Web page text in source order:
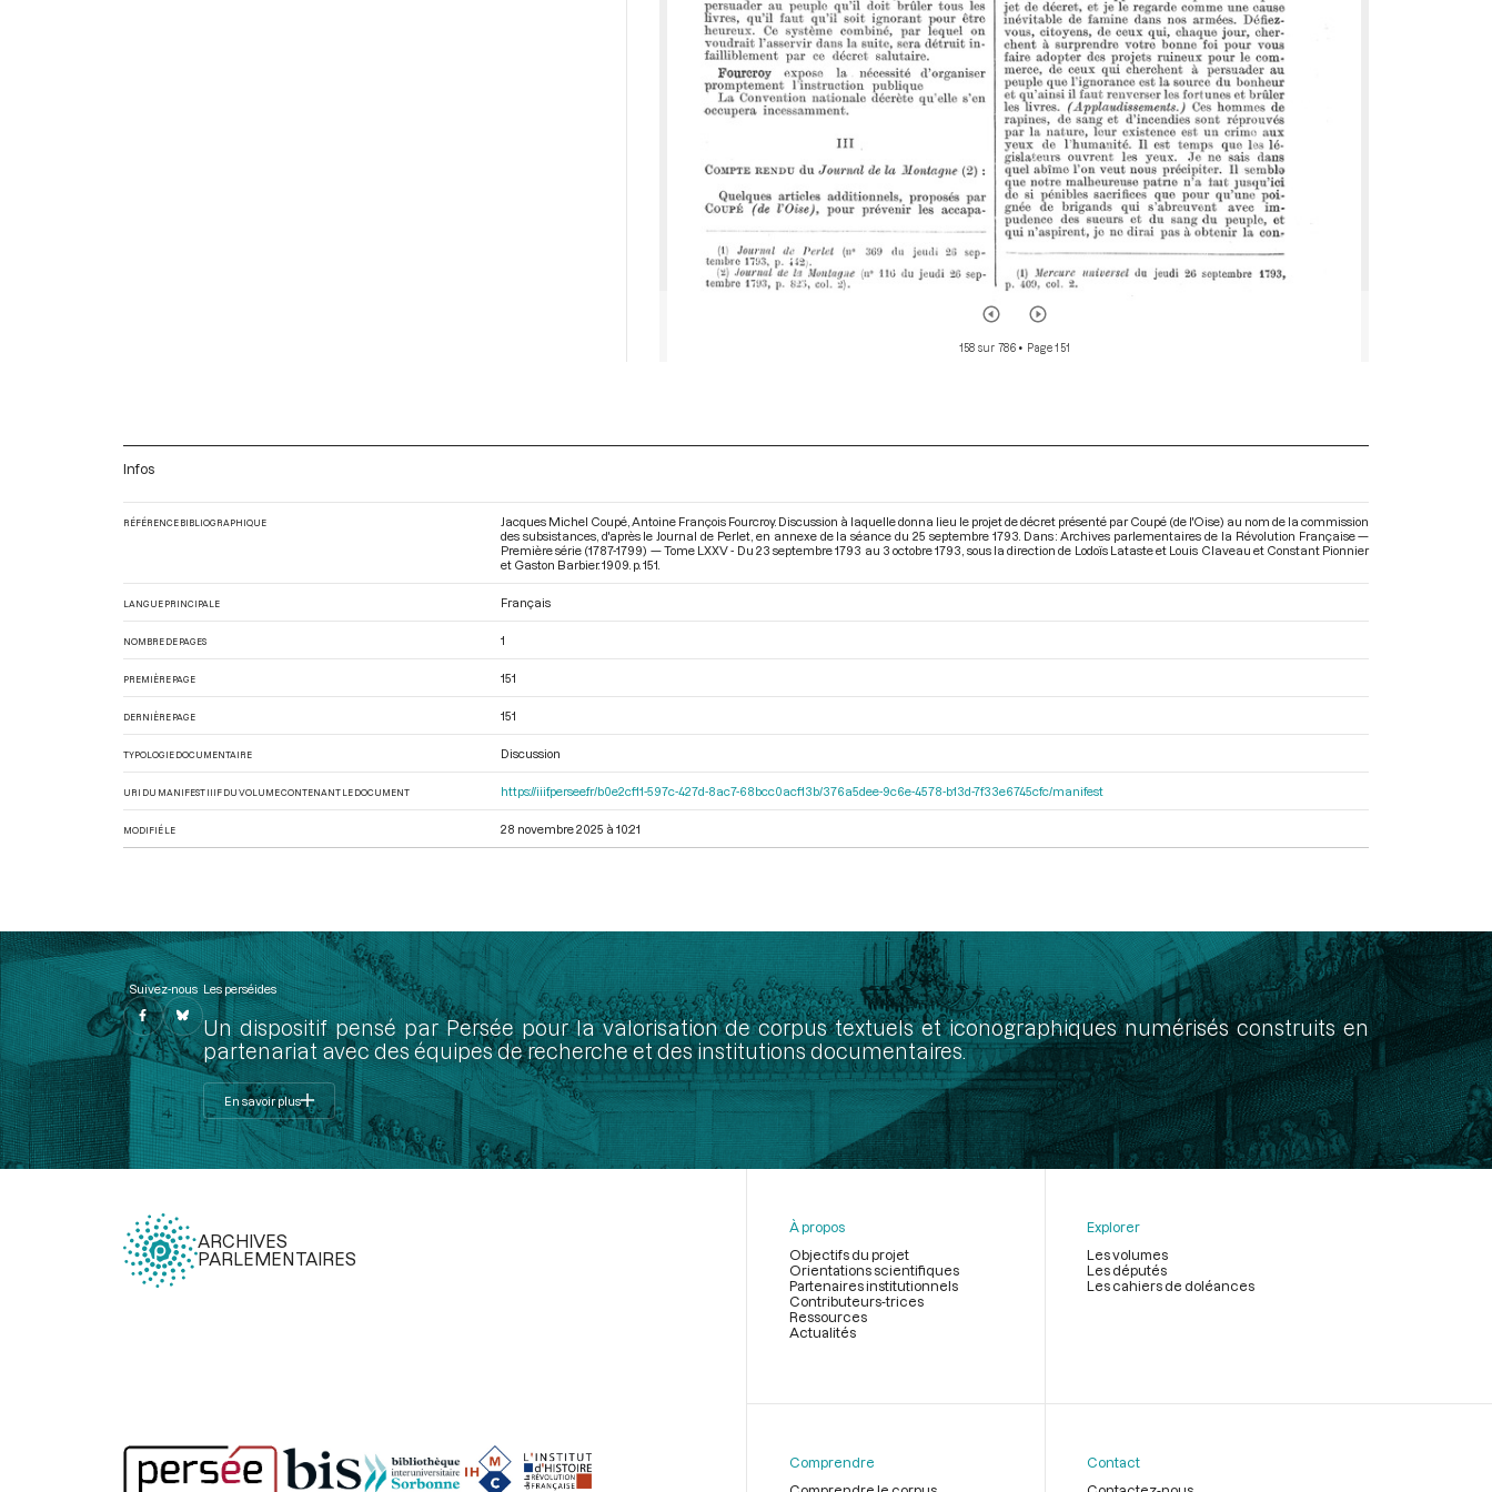
158 sur 786• Page 151
Infos
RÉFÉRENCE BIBLIOGRAPHIQUE
Jacques Michel Coupé, Antoine François Fourcroy. Discussion à laquelle donna lieu le projet de décret présenté par Coupé (de l'Oise) au nom de la commission
des subsistances, d'après le Journal de Perlet, en annexe de la séance du 25 septembre 1793. Dans : Archives parlementaires de la Révolution Française —
Première série (1787-1799) — Tome LXXV - Du 23 septembre 1793 au 3 octobre 1793 , sous la direction de Lodoïs Lataste et Louis Claveau et Constant Pionnier
et Gaston Barbier. 1909. p. 151.
LANGUE PRINCIPALE Français
NOMBRE DE PAGES 1
PREMIÈRE PAGE 151
DERNIÈRE PAGE 151
TYPOLOGIE DOCUMENTAIRE Discussion
URI DU MANIFEST IIIF DU VOLUME CONTENANT LE DOCUMENT https://iiif.persee.fr/b0e2cf11-597c-427d-8ac7-68bcc0acf13b/376a5dee-9c6e-4578-b13d-7f33e6745cfc/manifest
MODIFIÉ LE 28 novembre 2025 à 10:21
Suivez-nous Les perséides
Un dispositif pensé par Persée pour la valorisation de corpus textuels et iconographiques numérisés construits en
partenariat avec des équipes de recherche et des institutions documentaires.
En savoir plus
ARCHIVES
PARLEMENTAIRES
page
À propos
Objectifs du projet
Orientations scientifiques
Partenaires institutionnels
Contributeurs-trices
Ressources
Actualités
Explorer
Les volumes
Les députés
Les cahiers de doléances
Comprendre
Contact